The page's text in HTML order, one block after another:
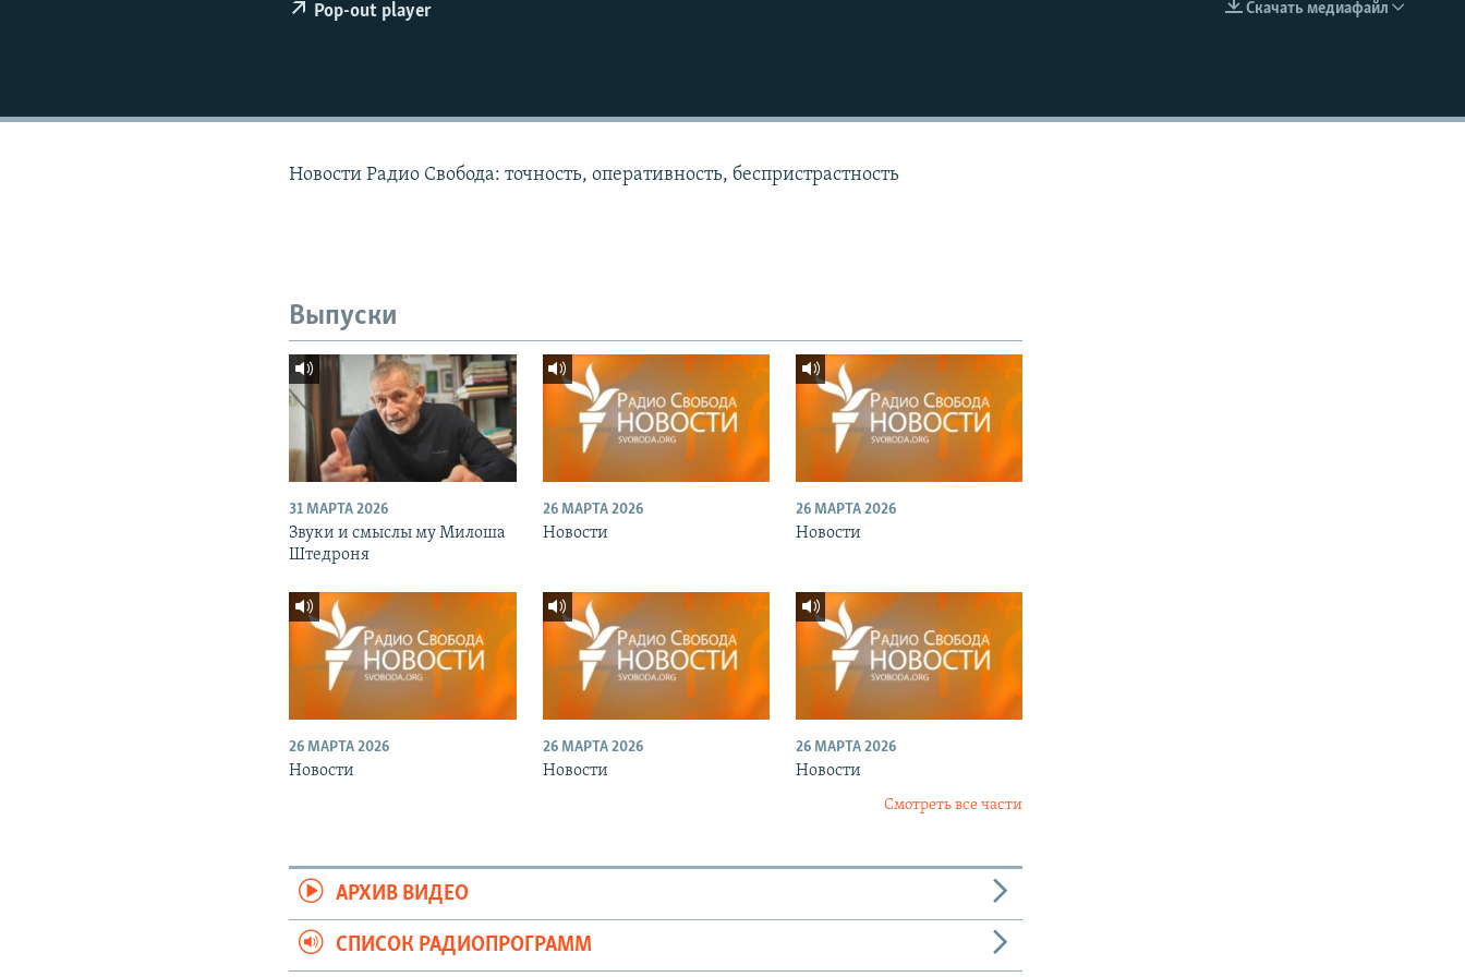
EMBED
Скачать медиафайл
Pop-out player
Новости Радио Свобода: точность, оперативность, беспристрастность
Выпуски
31 МАРТА 2026
Звуки и смыслы му Милоша
Штедроня
26 МАРТА 2026
Новости
26 МАРТА 2026
Новости
26 МАРТА 2026
Новости
26 МАРТА 2026
Новости
26 МАРТА 2026
Новости
Смотреть все части
АРХИВ ВИДЕО
СПИСОК РАДИОПРОГРАММ